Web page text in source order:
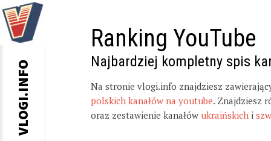
Ranking YouTube
Najbardziej kompletny spis
Na stronie vlogi.info znajdziesz
polskich kanałów na youtube. Znajdziesz
oraz zestawienie kanałów ukraińskich i
VLOGI.INFO